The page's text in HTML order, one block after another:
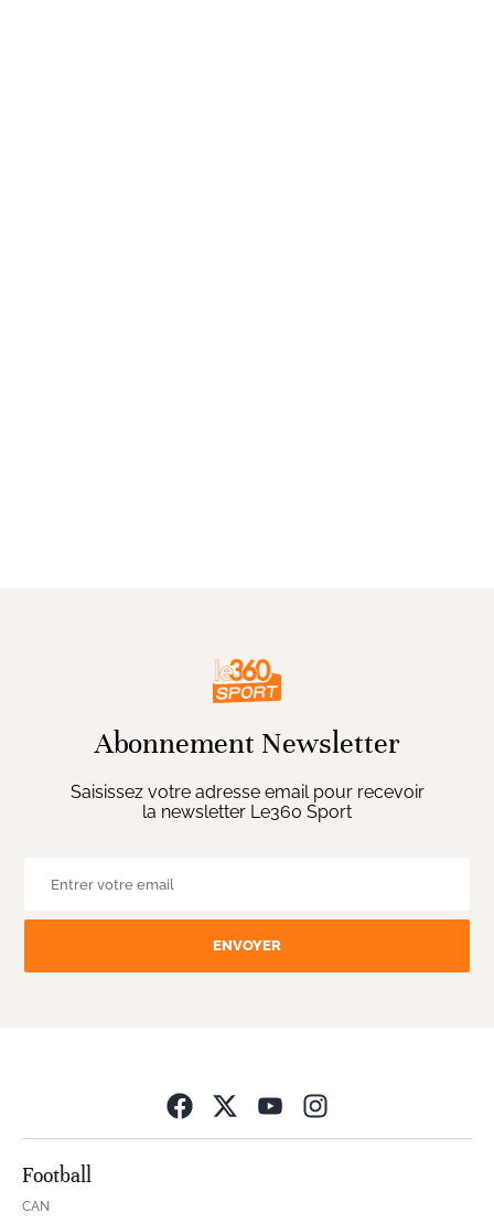
Abonnement Newsletter
Saisissez votre adresse email pour recevoir
la newsletter Le360 Sport
ENVOYER
Football
CAN